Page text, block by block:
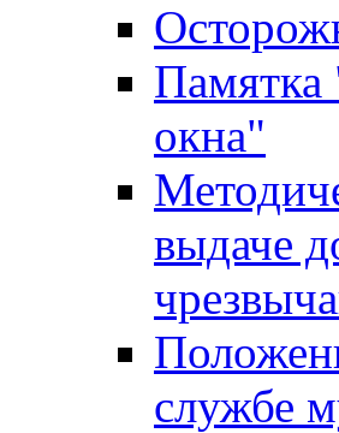
Памятка
окна"
выдаче
службе